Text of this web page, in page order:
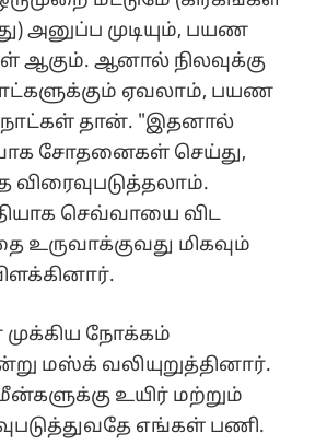
அனுப்ப முடியும், பயண
ஆகும். ஆனால் நிலவுக்கு
ஏவலாம், பயண
நாட்கள் தான். "இதனால்
சோதனைகள் செய்து,
செவ்வாயை விட
உருவாக்குவது மிகவும்
நோக்கம்
மஸ்க் வலியுறுத்தினார்.
உயிர் மற்றும்
எங்கள் பணி.